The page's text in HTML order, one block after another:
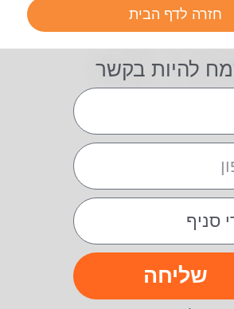
חזרה לדף הבית
להיות בקשר
שליחה